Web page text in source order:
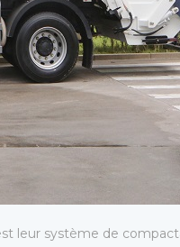
leur système de